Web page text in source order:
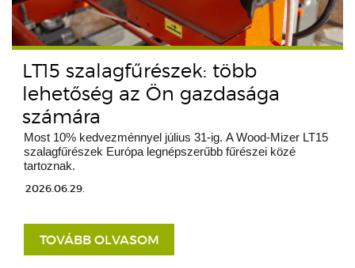
LT15 szalagfűrészek: több
lehetőség az Ön gazdasága
számára
Most 10% kedvezménnyel július 31-ig. A Wood-Mizer LT15
szalagfűrészek Európa legnépszerűbb fűrészei közé
tartoznak.
2026.06.29.
TOVÁBB OLVASOM